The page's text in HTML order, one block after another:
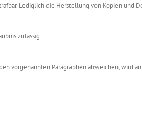
Lediglich die Herstellung von Kopien und
zulässig.
vorgenannten Paragraphen abweichen, wird